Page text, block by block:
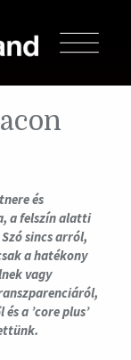
és
a felszín alatti
sincs arról,
a hatékony
vagy
a ’core plus’